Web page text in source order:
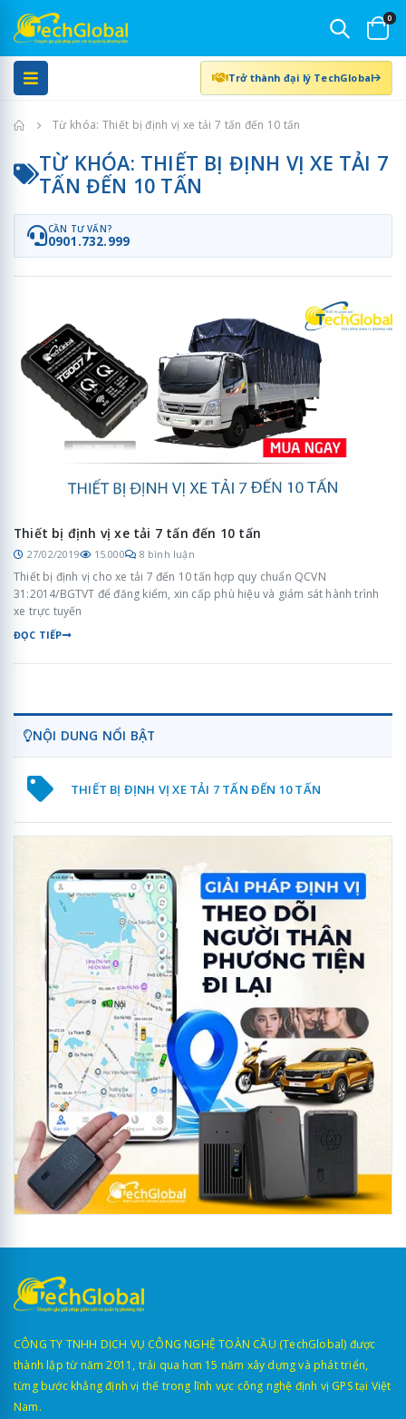
0
Trở thành đại lý TechGlobal
Trang chủTừ khóa: Thiết bị định vị xe tải 7 tấn đến 10 tấn
TỪ KHÓA: THIẾT BỊ ĐỊNH VỊ XE TẢI 7
TẤN ĐẾN 10 TẤN
CẦN TƯ VẤN?
0901.732.999
Thiết bị định vị xe tải 7 tấn đến 10 tấn
27/02/2019 15.000 8 bình luận
Thiết bị định vị cho xe tải 7 đến 10 tấn hợp quy chuẩn QCVN
31:2014/BGTVT để đăng kiểm, xin cấp phù hiệu và giám sát hành trình
xe trực tuyến
ĐỌC TIẾP
NỘI DUNG NỔI BẬT
THIẾT BỊ ĐỊNH VỊ XE TẢI 7 TẤN ĐẾN 10 TẤN
CÔNG TY TNHH DỊCH VỤ CÔNG NGHỆ TOÀN CẦU (TechGlobal) được
thành lập từ năm 2011, trải qua hơn 15 năm xây dựng và phát triển,
từng bước khẳng định vị thế trong lĩnh vực công nghệ định vị GPS tại Việt
Nam.